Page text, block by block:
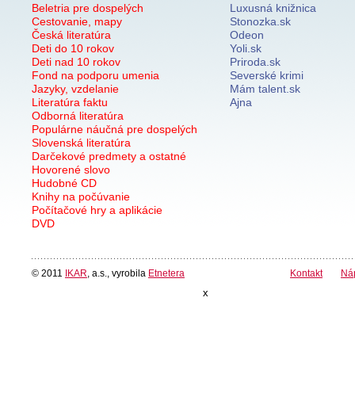
Beletria pre dospelých
Cestovanie, mapy
Česká literatúra
Deti do 10 rokov
Deti nad 10 rokov
Fond na podporu umenia
Jazyky, vzdelanie
Literatúra faktu
Odborná literatúra
Populárne náučná pre dospelých
Slovenská literatúra
Darčekové predmety a ostatné
Hovorené slovo
Hudobné CD
Knihy na počúvanie
Počítačové hry a aplikácie
DVD
Luxusná knižnica
Stonozka.sk
Odeon
Yoli.sk
Priroda.sk
Severské krimi
Mám talent.sk
Ajna
© 2011 IKAR , a.s., vyrobila Etnetera Kontakt
x